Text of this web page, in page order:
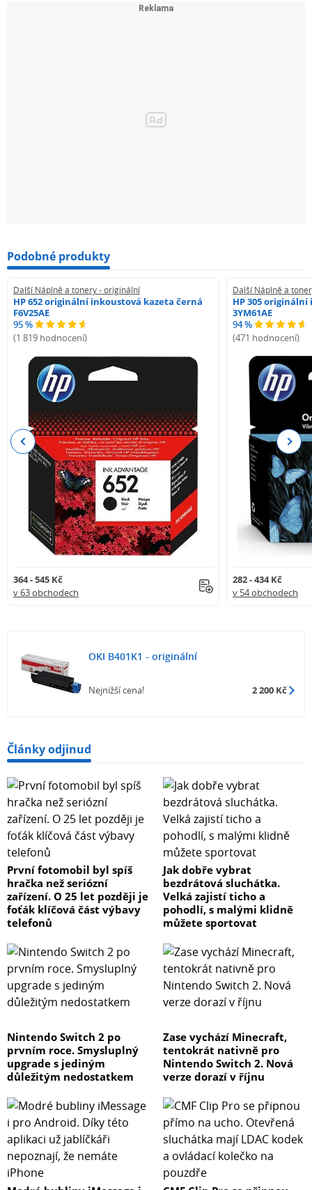
Podobné produkty
Další Náplně a tonery - originální
HP 652 originální inkoustová kazeta černá
F6V25AE
95 %
(1 819 hodnocení)
364 - 545 Kč
v 63 obchodech
Další Náplně a
HP 305
3YM61AE
94 %
(471 hodnocení)
282 - 434 Kč
v 54 obchodech
Previous Next
OKI B401K1 - originální
Nejnižší cena! 2 200 Kč
Články odjinud
První fotomobil byl spíš
hračka než seriózní
zařízení. O 25 let později je
foťák klíčová část výbavy
telefonů
Jak dobře vybrat
bezdrátová sluchátka.
Velká zajistí ticho a
pohodlí, s malými klidně
můžete sportovat
Nintendo Switch 2 po
prvním roce. Smysluplný
upgrade s jediným
důležitým nedostatkem
Zase vychází Minecraft,
tentokrát nativně pro
Nintendo Switch 2. Nová
verze dorazí v říjnu